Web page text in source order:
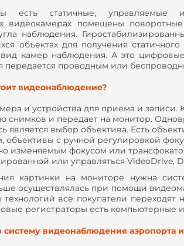
есть статичные, управляемые
видеокамерах помещены
наблюдения.
объектах для получения
вид камер наблюдения. А это
проводным или
видеонаблюдение?
и устройства для приема и записи.
снимков и передает на монитор.
является выбор объектива. Есть
объективы с ручной регулировкой
изменяемым фокусом или
или управляться VideoDrive,
картинки на мониторе нужна
осуществлялась при помощи
технологий все покупатели
регистраторы есть компьютерные
систему видеонаблюдения аэропорта